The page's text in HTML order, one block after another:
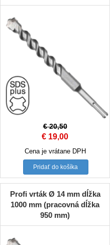
€20,50
Original
price
was:
€ 20,50.
€ 19,00Current
price
is:
€ 19,00.
Cena je vrátane DPH
Pridať do košíka
Profi vrták Ø 14 mm dĺžka
1000 mm (pracovná dĺžka
950 mm)